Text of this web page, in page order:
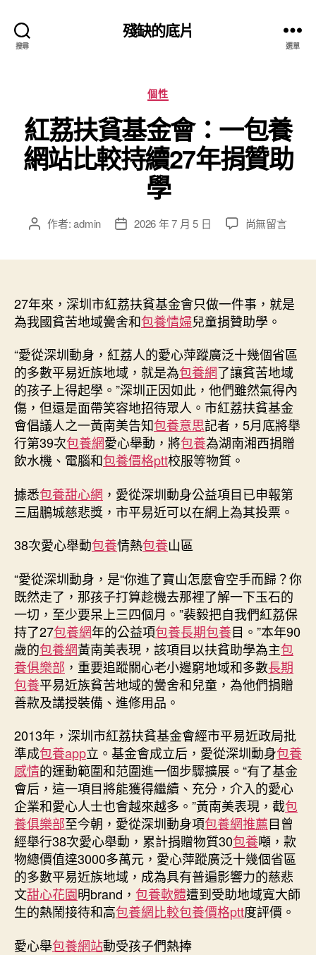
搜尋
殘缺的底片
選單
分
類
個性
紅荔扶貧基金會：一包養
網站比較持續27年捐贊助
學
文 作者:admin
文
期
2026 年 7 月 5 日
在
基
金
會：
一
包
養
網
站
比
較
27
年
捐
中
尚無留言
27年來，深圳市紅荔扶貧基金會只做一件事，就是
為我國貧苦地域黌舍和包養情婦兒童捐贊助學。
“愛從深圳動身，紅荔人的愛心萍蹤廣泛十幾個省區
的多數平易近族地域，就是為包養網了讓貧苦地域
的孩子上得起學。”深圳正因如此，他們雖然氣得內
傷，但還是面帶笑容地招待眾人。市紅荔扶貧基金
會倡議人之一黃南美告知包養意思記者，5月底將舉
行第39次包養網愛心舉動，將包養為湖南湘西捐贈
飲水機、電腦和包養價格ptt校服等物質。
據悉包養甜心網 ，愛從深圳動身公益項目已申報第
三屆鵬城慈悲獎，市平易近可以在網上為其投票。
38次愛心舉動包養情熱包養山區
“愛從深圳動身，是“你進了寶山怎麼會空手而歸？你
既然走了，那孩子打算趁機去那裡了解一下玉石的
一切，至少要呆上三四個月。”裴毅把自我們紅荔保
持了27包養網年的公益項包養長期包養目。”本年90
歲的包養網黃南美表現，該項目以扶貧助學為主包
養俱樂部 ，重要追蹤關心老小邊窮地域和多數長期
包養平易近族貧苦地域的黌舍和兒童，為他們捐贈
善款及講授裝備、進修用品。
2013年，深圳市紅荔扶貧基金會經市平易近政局批
準成包養app立。基金會成立后，愛從深圳動身包養
感情的運動範圍和范圍進一個步驟擴展。“有了基金
會后，這一項目將能獲得繼續、充分，介入的愛心
企業和愛心人士也會越來越多。”黃南美表現，截包
養俱樂部至今朝，愛從深圳動身項包養網推薦目曾
經舉行38次愛心舉動，累計捐贈物質30包養噸，款
物總價值達3000多萬元，愛心萍蹤廣泛十幾個省區
的多數平易近族地域，成為具有普遍影響力的慈悲
文甜心花園明brand， 包養軟體遭到受助地域寬大師
生的熱鬧接待和高包養網比較包養價格ptt度評價。
愛心舉包養網站動受孩子們熱捧